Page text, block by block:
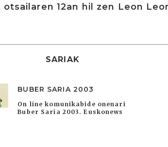
12an hil zen Leon
SARIAK
BUBER SARIA 2003
On line komunikabide onenari
Buber Saria 2003. Euskonews